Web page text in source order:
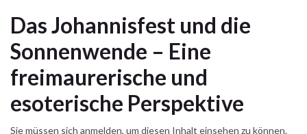
Das Johannisfest und die
Sonnenwende – Eine
freimaurerische und
esoterische Perspektive
Sie müssen sich anmelden, um diesen Inhalt einsehen zu können.